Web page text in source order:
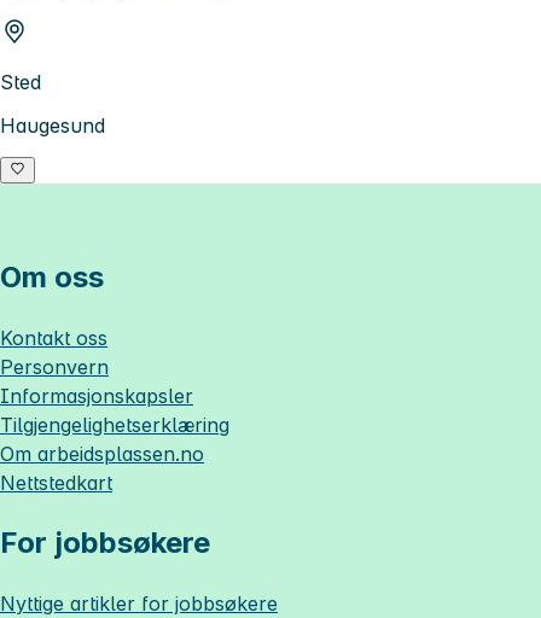
Sted
Haugesund
Om oss
Kontakt oss
Personvern
Informasjonskapsler
Tilgjengelighetserklæring
Om arbeidsplassen.no
Nettstedkart
For jobbsøkere
Nyttige artikler for jobbsøkere